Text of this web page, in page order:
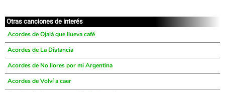
Otras canciones de interés
Acordes de Ojalá que llueva café
Acordes de La Distancia
Acordes de No llores por mi Argentina
Acordes de Volví a caer